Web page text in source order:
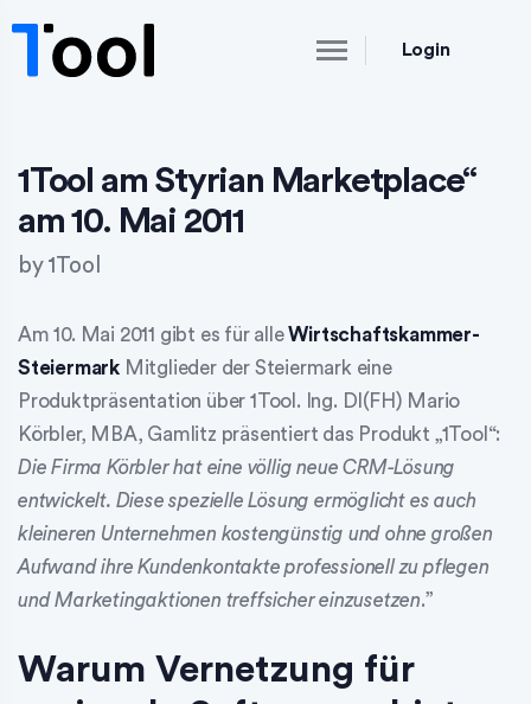
Login
1Tool am Styrian Marketplace“
am 10. Mai 2011
by1Tool
Am 10. Mai 2011 gibt es für alleWirtschaftskammer-
Steiermark Mitglieder der Steiermark eine
Produktpräsentation über 1Tool. Ing. DI(FH) Mario
Körbler, MBA, Gamlitz präsentiert das Produkt „1Tool“:
Die Firma Körbler hat eine völlig neue CRM-Lösung
entwickelt. Diese spezielle Lösung ermöglicht es auch
kleineren Unternehmen kostengünstig und ohne großen
Aufwand ihre Kundenkontakte professionell zu pflegen
und Marketingaktionen treffsicher einzusetzen.”
Warum Vernetzung für